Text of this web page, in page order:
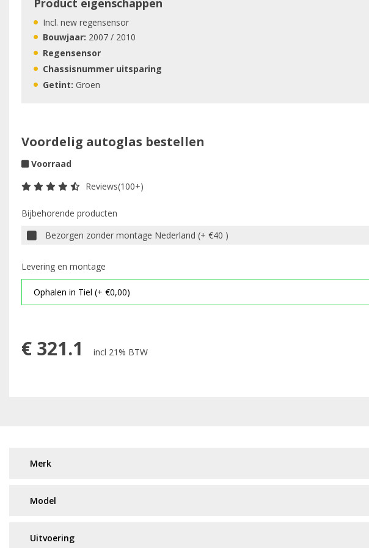
Product eigenschappen
Incl. new regensensor
Bouwjaar: 2007 / 2010
Regensensor
Chassisnummer uitsparing
Getint: Groen
Voordelig autoglas bestellen
Voorraad
Reviews(100+)
Bijbehorende producten
Bezorgen zonder montage Nederland (+ €40 )
Levering en montage
€ 321.1 incl 21% BTW